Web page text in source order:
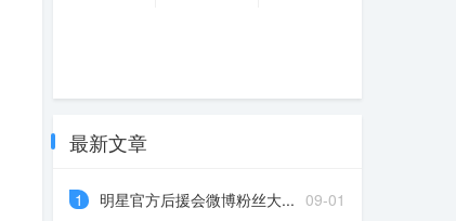
最新文章
09-01
1
明星官方后援会微博粉丝大...